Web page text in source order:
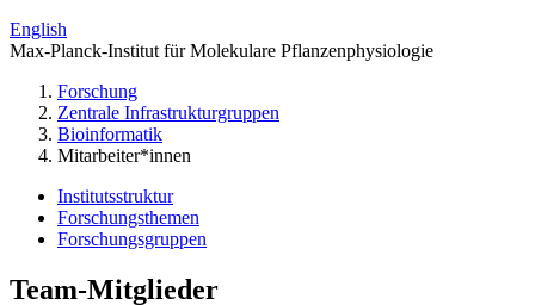
English
Max-Planck-Institut für Molekulare Pflanzenphysiologie
Forschung
Zentrale Infrastrukturgruppen
Bioinformatik
Mitarbeiter*innen
Institutsstruktur
Forschungsthemen
Forschungsgruppen
Team-Mitglieder